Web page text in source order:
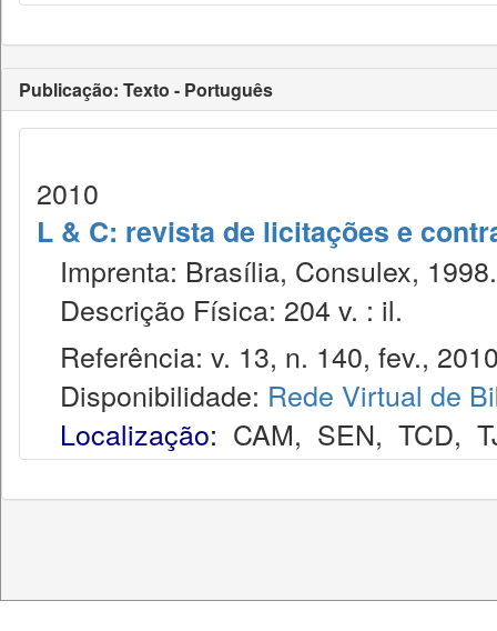
Publicação: Texto - Português
2010
L & C: revista de licitações e
Imprenta: Brasília, Consulex, 1998.
Descrição Física: 204 v. : il.
Referência: v. 13, n. 140, fev.,
Disponibilidade: Rede Virtual de
Localização: CAM, SEN, TCD,